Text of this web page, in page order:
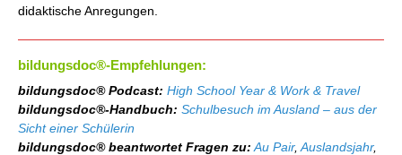
didaktische Anregungen.
bildungsdoc®-Empfehlungen:
bildungsdoc® Podcast: High School Year & Work & Travel
bildungsdoc®-Handbuch: Schulbesuch im Ausland – aus der
Sicht einer Schülerin
bildungsdoc® beantwortet Fragen zu: Au Pair, Auslandsjahr,